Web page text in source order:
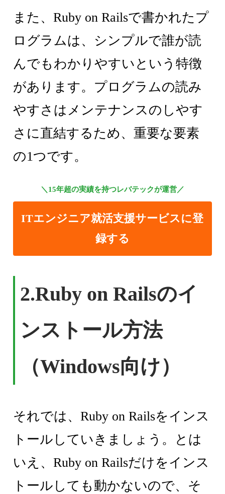
また、Ruby on Railsで書かれたプ
ログラムは、シンプルで誰が読
んでもわかりやすいという特徴
があります。プログラムの読み
やすさはメンテナンスのしやす
さに直結するため、重要な要素
の1つです。
＼15年超の実績を持つレバテックが運営／
ITエンジニア就活支援サービスに登
録する
2.Ruby on Railsのイ
ンストール方法
（Windows向け）
それでは、Ruby on Railsをインス
トールしていきましょう。とは
いえ、Ruby on Railsだけをインス
トールしても動かないので、そ